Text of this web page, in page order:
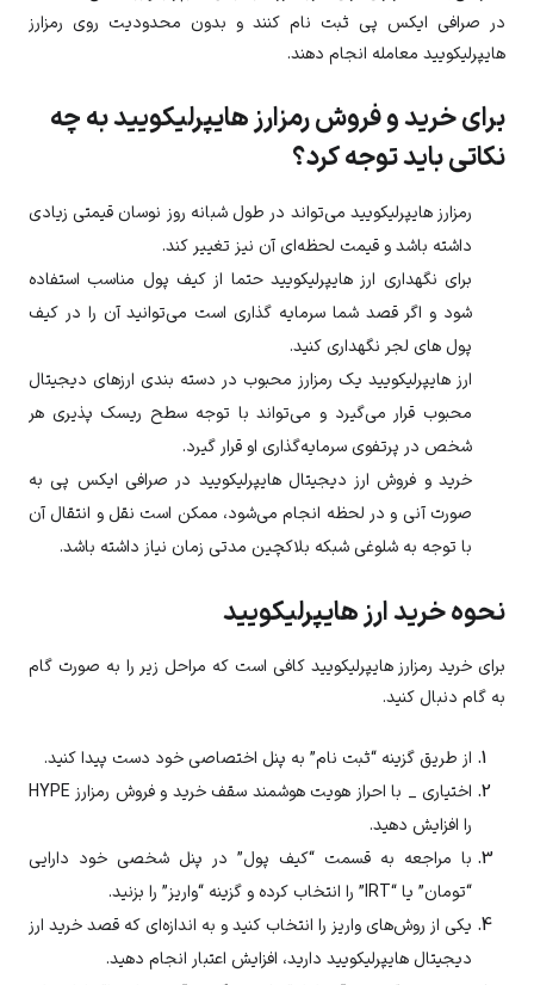
در صرافی ایکس پی ثبت نام کنند و بدون محدودیت روی رمزارز
هایپرلیکویید معامله انجام دهند.
برای خرید و فروش رمزارز هایپرلیکویید به چه
نکاتی باید توجه کرد؟
رمزارزهایپرلیکویید می‌تواند در طول شبانه روز نوسان قیمتی زیادی
داشته باشد و قیمت لحظه‌ای آن نیز تغییر کند.
برای نگهداری ارز هایپرلیکویید حتما از کیف پول مناسب استفاده
شود و اگر قصد شما سرمایه گذاری است می‌توانید آن را در کیف
پول های لجر نگهداری کنید.
ارز هایپرلیکویید یک رمزارز محبوب در دسته بندی ارزهای دیجیتال
محبوب قرار می‌گیرد و می‌تواند با توجه سطح ریسک پذیری هر
شخص در پرتفوی سرمایه‌گذاری او قرار گیرد.
خرید و فروش ارز دیجیتالهایپرلیکویید در صرافی ایکس پی به
صورت آنی و در لحظه انجام می‌شود، ممکن است نقل و انتقال آن
با توجه به شلوغی شبکه بلاکچین مدتی زمان نیاز داشته باشد.
نحوه خرید ارز هایپرلیکویید
برای خرید رمزارز هایپرلیکویید کافی است که مراحل زیر را به صورت گام
به گام دنبال کنید.
از طریق گزینه “ثبت نام” به پنل اختصاصی خود دست پیدا کنید.
اختیاری _ با احراز هویت هوشمند سقف خرید و فروش رمزارز HYPE
را افزایش دهید.
با مراجعه به قسمت “کیف پول” در پنل شخصی خود دارایی
“تومان” یا “IRT” را انتخاب کرده و گزینه “واریز” را بزنید.
یکی از روش‌های واریز را انتخاب کنید و به اندازه‌ای که قصد خرید ارز
دیجیتال هایپرلیکویید دارید، افزایش اعتبار انجام دهید.